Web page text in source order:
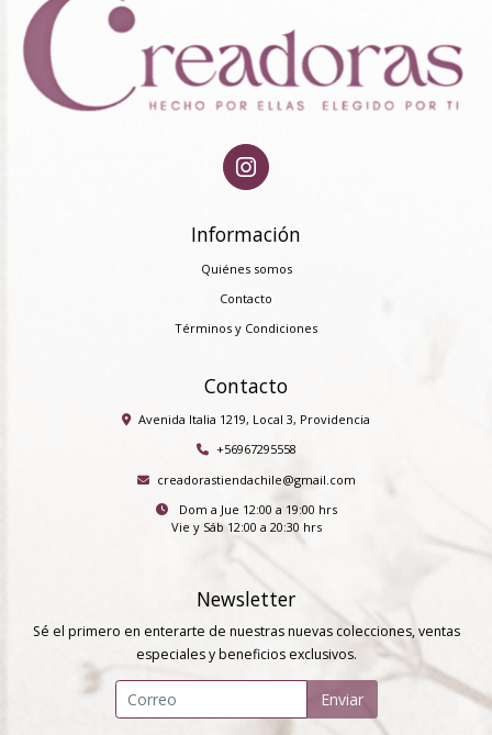
Información
Quiénes somos
Contacto
Términos y Condiciones
Contacto
Avenida Italia 1219, Local 3, Providencia
+56967295558
creadorastiendachile@gmail.com
Dom a Jue 12:00 a 19:00 hrs
Vie y Sáb 12:00 a 20:30 hrs
Newsletter
Sé el primero en enterarte de nuestras nuevas colecciones, ventas
especiales y beneficios exclusivos.
Enviar